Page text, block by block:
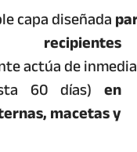
capa diseñada
actúa de
60 días) en
macetas y